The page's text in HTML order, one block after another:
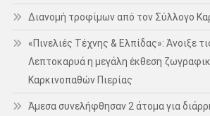
Διανομή τροφίμων από τον Σύλλογο
«Πινελιές Τέχνης & Ελπίδας»: Άνοιξε
Λεπτοκαρυά η μεγάλη έκθεση
Καρκινοπαθών Πιερίας
Άμεσα συνελήφθησαν 2 άτομα για